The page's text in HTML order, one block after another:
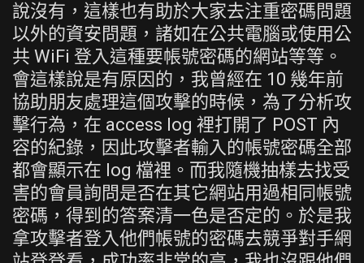
說沒有，這樣也有助於大家去注重密碼問題
以外的資安問題，諸如在公共電腦或使用公
共 WiFi 登入這種要帳號密碼的網站等等。
會這樣說是有原因的，我曾經在 10 幾年前
協助朋友處理這個攻擊的時候，為了分析攻
擊行為，在 access log 裡打開了 POST 內
容的紀錄，因此攻擊者輸入的帳號密碼全部
都會顯示在 log 檔裡。而我隨機抽樣去找受
害的會員詢問是否在其它網站用過相同帳號
密碼，得到的答案清一色是否定的。於是我
拿攻擊者登入他們帳號的密碼去競爭對手網